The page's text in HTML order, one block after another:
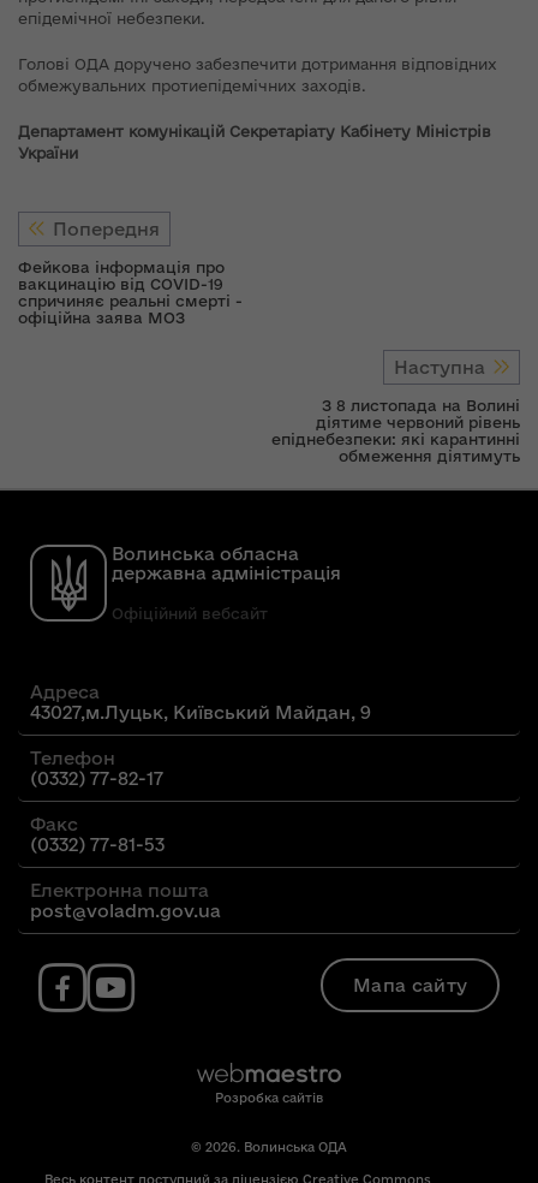
епідемічної небезпеки.
Голові ОДА доручено забезпечити дотримання відповідних
обмежувальних протиепідемічних заходів.
Департамент комунікацій Секретаріату Кабінету Міністрів
України
Попередня
Фейкова інформація про
вакцинацію від COVID-19
спричиняє реальні смерті -
офіційна заява МОЗ
Наступна
З 8 листопада на Волині
діятиме червоний рівень
епіднебезпеки: які карантинні
обмеження діятимуть
Волинська обласна
державна адміністрація
Офіційний вебсайт
Адреса
43027,м.Луцьк, Київський Майдан, 9
Телефон
(0332) 77-82-17
Факс
(0332) 77-81-53
Електронна пошта
post@voladm.gov.ua
Мапа сайту
Розробка сайтів
© 2026. Волинська ОДА
Весь контент доступний за ліцензією Creative Commons